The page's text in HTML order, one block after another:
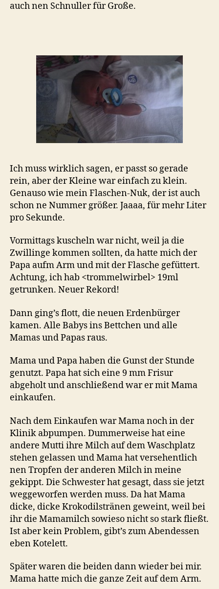
auch nen Schnuller für Große.
Ich muss wirklich sagen, er passt so gerade
rein, aber der Kleine war einfach zu klein.
Genauso wie mein Flaschen-Nuk, der ist auch
schon ne Nummer größer. Jaaaa, für mehr Liter
pro Sekunde.
Vormittags kuscheln war nicht, weil ja die
Zwillinge kommen sollten, da hatte mich der
Papa aufm Arm und mit der Flasche gefüttert.
Achtung, ich hab <trommelwirbel> 19ml
getrunken. Neuer Rekord!
Dann ging’s flott, die neuen Erdenbürger
kamen. Alle Babys ins Bettchen und alle
Mamas und Papas raus.
Mama und Papa haben die Gunst der Stunde
genutzt. Papa hat sich eine 9 mm Frisur
abgeholt und anschließend war er mit Mama
einkaufen.
Nach dem Einkaufen war Mama noch in der
Klinik abpumpen. Dummerweise hat eine
andere Mutti ihre Milch auf dem Waschplatz
stehen gelassen und Mama hat versehentlich
nen Tropfen der anderen Milch in meine
gekippt. Die Schwester hat gesagt, dass sie jetzt
weggeworfen werden muss. Da hat Mama
dicke, dicke Krokodilstränen geweint, weil bei
ihr die Mamamilch sowieso nicht so stark fließt.
Ist aber kein Problem, gibt’s zum Abendessen
eben Kotelett.
Später waren die beiden dann wieder bei mir.
Mama hatte mich die ganze Zeit auf dem Arm.